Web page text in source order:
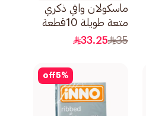
ماسكولان واقي ذكري
متعة طويلة 10قطعة
35
33.25
5%
off